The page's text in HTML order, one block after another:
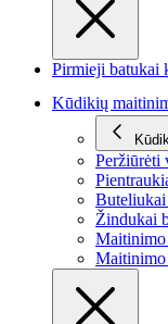
Pirmieji batukai
Kūdikių
Peržiūrėti
Žindukai